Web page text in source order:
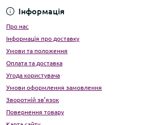
Інформація
Про нас
Інформація про доставку
Умови та положення
Оплата та доставка
Угода користувача
Умови оформлення замовлення
Зворотній зв’язок
Повернення товару